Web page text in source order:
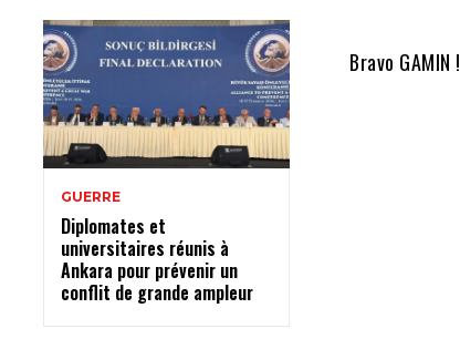
GUERRE
Diplomates et
universitaires réunis à
Ankara pour prévenir un
conflit de grande ampleur
Bravo GAMIN !